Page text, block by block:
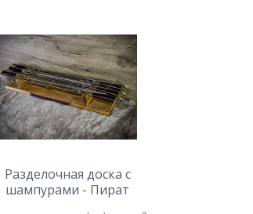
Разделочная доска с
шампурами - Пират